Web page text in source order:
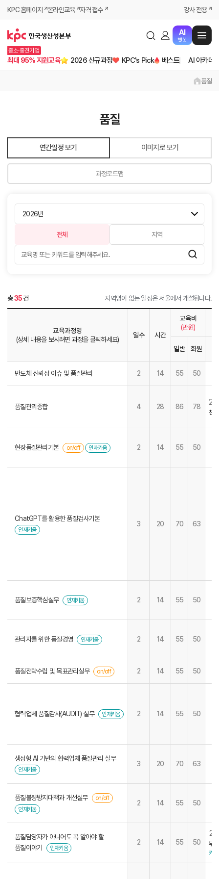
KPC 홈페이지 온라인교육 자격 접수 강사 전용
AI
챗봇
중소·중견기업
최대 95% 지원교육 2026 신규과정 KPC's Pick 베스트 AI 아카데
품질
품질
연간일정 보기 이미지로 보기
과정로드맵
전체 지역
총35건 지역명이 없는 일정은 서울에서 개설됩니다.
교육과정명
(상세 내용을 보시려면 과정을 클릭하세요)
일수 시간
교육비
(만원)
일반 회원
반도체 신뢰성 이슈 및 품질관리 2 14 55 50
품질관리종합 4 28 86 78 26
천안
현장품질관리기본 on/off 인재키움 2 14 55 50
ChatGPT를 활용한 품질검사기본
인재키움
3 20 70 63
품질보증핵심실무 인재키움 2 14 55 50
관리자를 위한 품질경영 인재키움 2 14 55 50
품질전략수립 및 목표관리실무 on/off 2 14 55 50
협력업체 품질감사(AUDIT) 실무 인재키움 2 14 55 50
생성형 AI 기반의 협력업체 품질관리 실무
인재키움
3 20 70 63
품질불량방지대책과 개선실무
on/off
인재키움
2 14 55 50
품질담당자가 아니어도 꼭 알아야 할
품질이야기
인재키움
2 14 55 50
22
부산
키움